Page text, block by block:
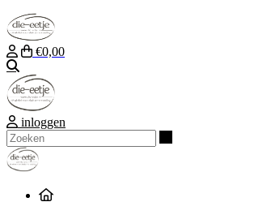
€0,00
inloggen